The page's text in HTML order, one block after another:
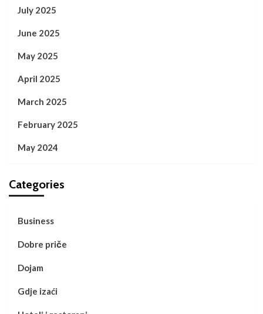
July 2025
June 2025
May 2025
April 2025
March 2025
February 2025
May 2024
Categories
Business
Dobre priče
Dojam
Gdje izaći